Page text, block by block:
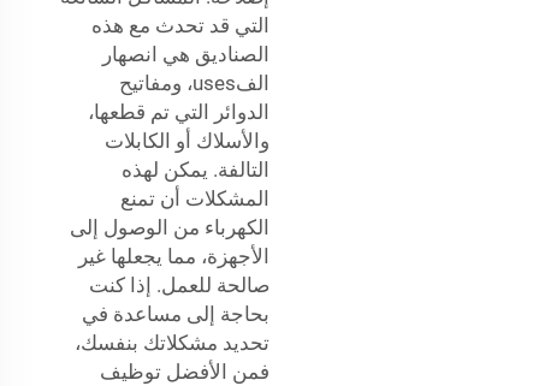
التي قد تحدث مع هذه
الصناديق هي انصهار
الفuses، ومفاتيح
الدوائر التي تم قطعها،
والأسلاك أو الكابلات
التالفة. يمكن لهذه
المشكلات أن تمنع
الكهرباء من الوصول إلى
الأجهزة، مما يجعلها غير
صالحة للعمل. إذا كنت
بحاجة إلى مساعدة في
تحديد مشكلاتك بنفسك،
فمن الأفضل توظيف